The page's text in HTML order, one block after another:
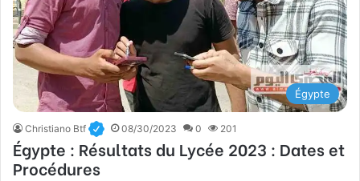
Égypte
Christiano Btf 08/30/2023 0 201
Égypte : Résultats du Lycée 2023 : Dates et
Procédures